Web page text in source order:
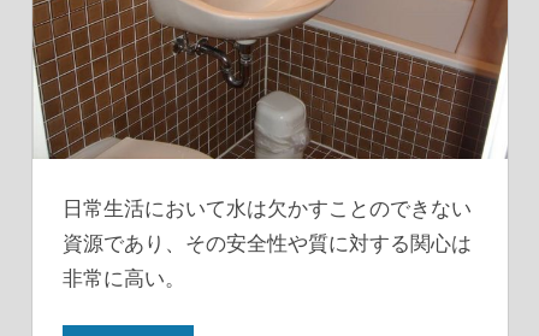
日常生活において水は欠かすことのできない
資源であり、その安全性や質に対する関心は
非常に高い。